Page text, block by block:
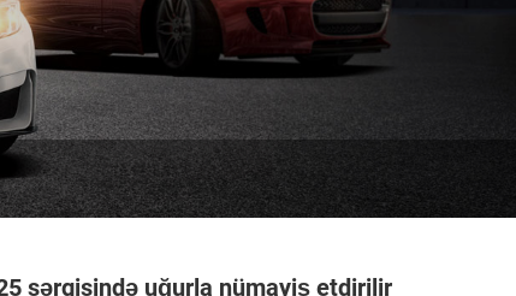
sərgisində uğurla nümayiş etdirilir